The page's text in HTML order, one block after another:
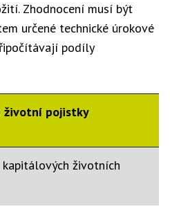
Zhodnocení musí být
určené technické úrokové
podíly
životní pojistky
životních